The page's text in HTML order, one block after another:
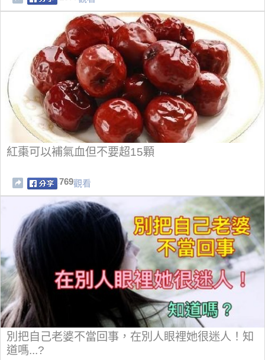
紅棗可以補氣血但不要超15顆
769觀看
別把自己老婆不當回事，在別人眼裡她很迷人！知
道嗎...?